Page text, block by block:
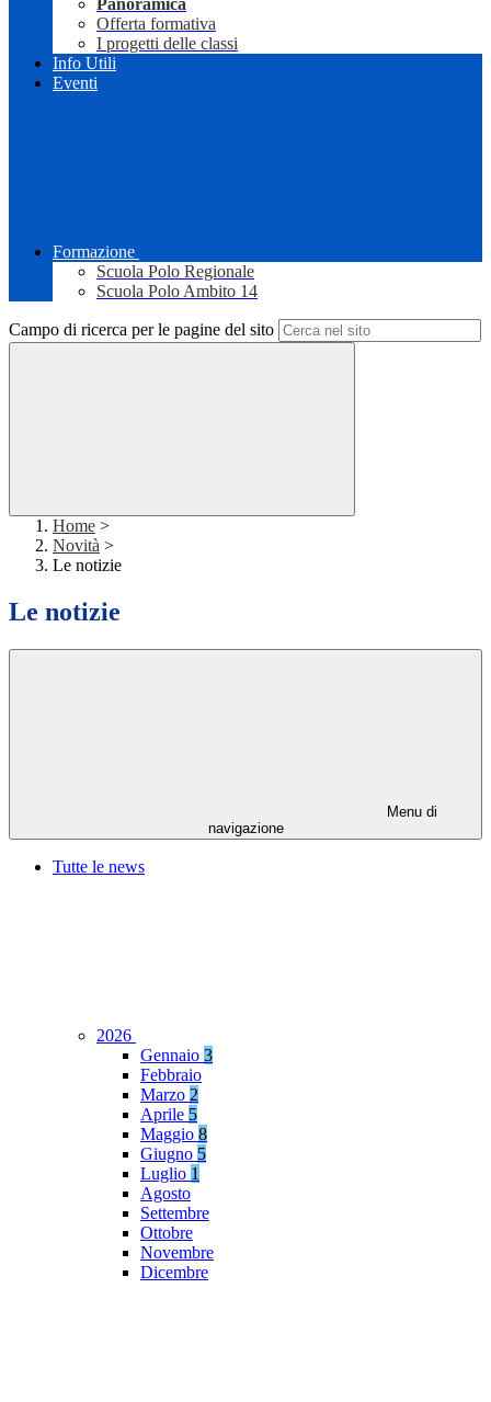
Panoramica
Offerta formativa
I progetti delle classi
Info Utili
Eventi
Formazione
Scuola Polo Regionale
Scuola Polo Ambito 14
Campo di ricerca per le pagine del sito
Home >
Novità >
Le notizie
Le notizie
Menu di
navigazione
Tutte le news
2026
Gennaio 3
Febbraio
Marzo 2
Aprile 5
Maggio 8
Giugno 5
Luglio 1
Agosto
Settembre
Ottobre
Novembre
Dicembre